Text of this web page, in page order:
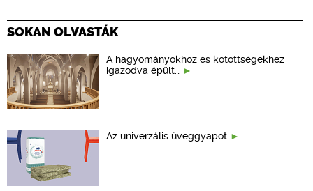
SOKAN OLVASTÁK
A hagyományokhoz és kötöttségekhez
igazodva épült…
Az univerzális üveggyapot